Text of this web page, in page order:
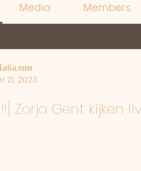
Media Members
21, 2023
Zorja Gent kijken